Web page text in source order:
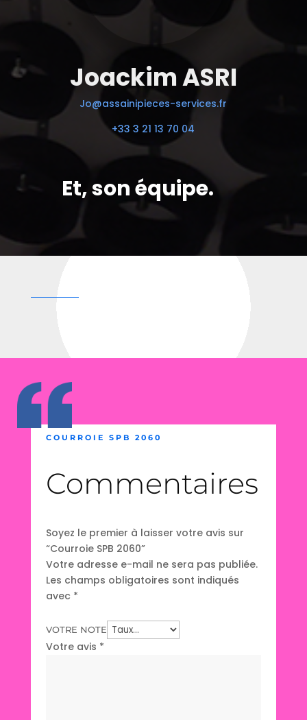
Joackim ASRI
Jo@assainipieces-services.fr
+33 3 21 13 70 04
Et, son équipe.
COURROIE SPB 2060
Commentaires
Soyez le premier à laisser votre avis sur
“Courroie SPB 2060”
Votre adresse e-mail ne sera pas publiée.
Les champs obligatoires sont indiqués
avec *
VOTRE NOTE
Votre avis *